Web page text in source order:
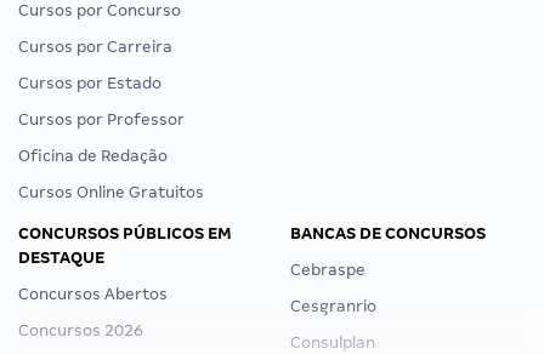
Cursos por Concurso
Cursos por Carreira
Cursos por Estado
Cursos por Professor
Oficina de Redação
Cursos Online Gratuitos
CONCURSOS PÚBLICOS EM
DESTAQUE
Concursos Abertos
Concursos 2026
BANCAS DE CONCURSOS
Cebraspe
Cesgranrio
Consulplan